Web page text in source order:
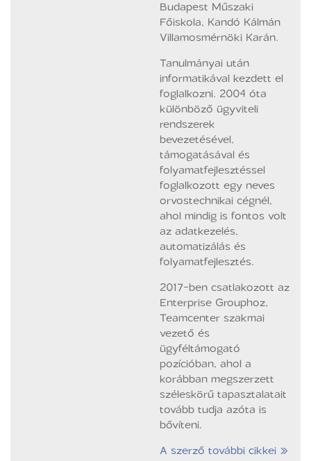
Budapest Műszaki
Főiskola, Kandó Kálmán
Villamosmérnöki Karán.
Tanulmányai után
informatikával kezdett el
foglalkozni. 2004 óta
különböző ügyviteli
rendszerek
bevezetésével,
támogatásával és
folyamatfejlesztéssel
foglalkozott egy neves
orvostechnikai cégnél,
ahol mindig is fontos volt
az adatkezelés,
automatizálás és
folyamatfejlesztés.
2017-ben csatlakozott az
Enterprise Grouphoz,
Teamcenter szakmai
vezető és
ügyféltámogató
pozícióban, ahol a
korábban megszerzett
széleskörű tapasztalatait
tovább tudja azóta is
bővíteni.
A szerző további cikkei »